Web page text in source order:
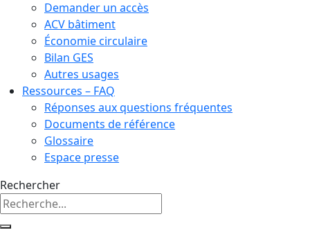
Demander un accès
ACV bâtiment
Économie circulaire
Bilan GES
Autres usages
Ressources – FAQ
Réponses aux questions fréquentes
Documents de référence
Glossaire
Espace presse
Rechercher